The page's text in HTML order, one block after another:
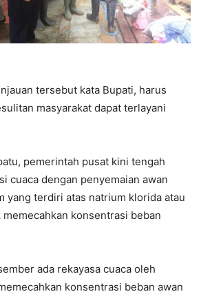
tersebut kata Bupati, harus
masyarakat dapat terlayani
pemerintah pusat kini tengah
cuaca dengan penyemaian awan
yang terdiri atas natrium klorida atau
konsentrasi beban
ada rekayasa cuaca oleh
konsentrasi beban awan